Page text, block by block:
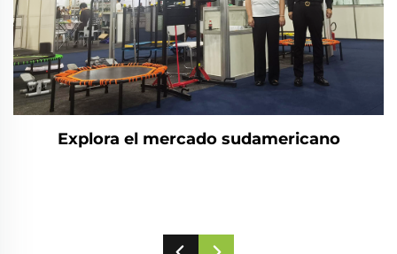
Explora el mercado sudamericano